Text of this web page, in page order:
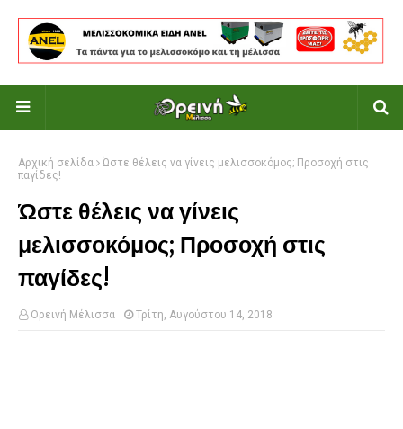
Αρχική σελίδα
Ώστε θέλεις να γίνεις μελισσοκόμος; Προσοχή στις
παγίδες!
Ώστε θέλεις να γίνεις
μελισσοκόμος; Προσοχή στις
παγίδες!
Ορεινή Μέλισσα Τρίτη, Αυγούστου 14, 2018